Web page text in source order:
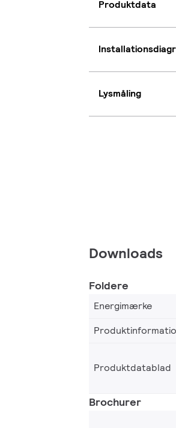
Produktdata
Lysmåling
Downloads
Foldere
Energimærke
Produktdatablad
Brochurer